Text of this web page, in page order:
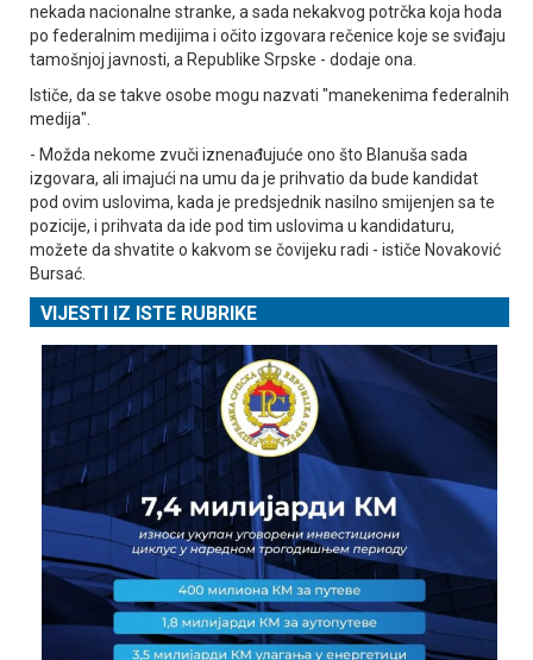
nekada nacionalne stranke, a sada nekakvog potrčka koja hoda
po federalnim medijima i očito izgovara rečenice koje se sviđaju
tamošnjoj javnosti, a Republike Srpske - dodaje ona.
Ističe, da se takve osobe mogu nazvati "manekenima federalnih
medija".
- Možda nekome zvuči iznenađujuće ono što Blanuša sada
izgovara, ali imajući na umu da je prihvatio da bude kandidat
pod ovim uslovima, kada je predsjednik nasilno smijenjen sa te
pozicije, i prihvata da ide pod tim uslovima u kandidaturu,
možete da shvatite o kakvom se čovijeku radi - ističe Novaković
Bursać.
VIJESTI IZ ISTE RUBRIKE